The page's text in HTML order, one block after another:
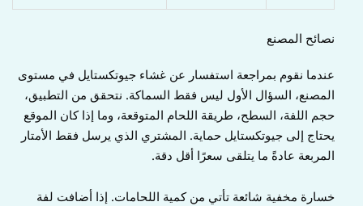
نصائح المصنع
عندما نقوم بمراجعة استفسار عن غشاء جيوتكستايل في مستوى
المصنع، السؤال الأول ليس فقط السماكة. نتحقق من التطبيق،
حجم اللفة، السطح، طريقة اللحام المتوقعة، وما إذا كان الموقع
يحتاج إلى جيوتكستايل حماية. المشتري الذي يرسل فقط الأمتار
المربعة عادةً ما يتلقى سعرًا أقل دقة.
خسارة مخفية شائعة تأتي من كمية اللحامات. إذا أضافت لفة